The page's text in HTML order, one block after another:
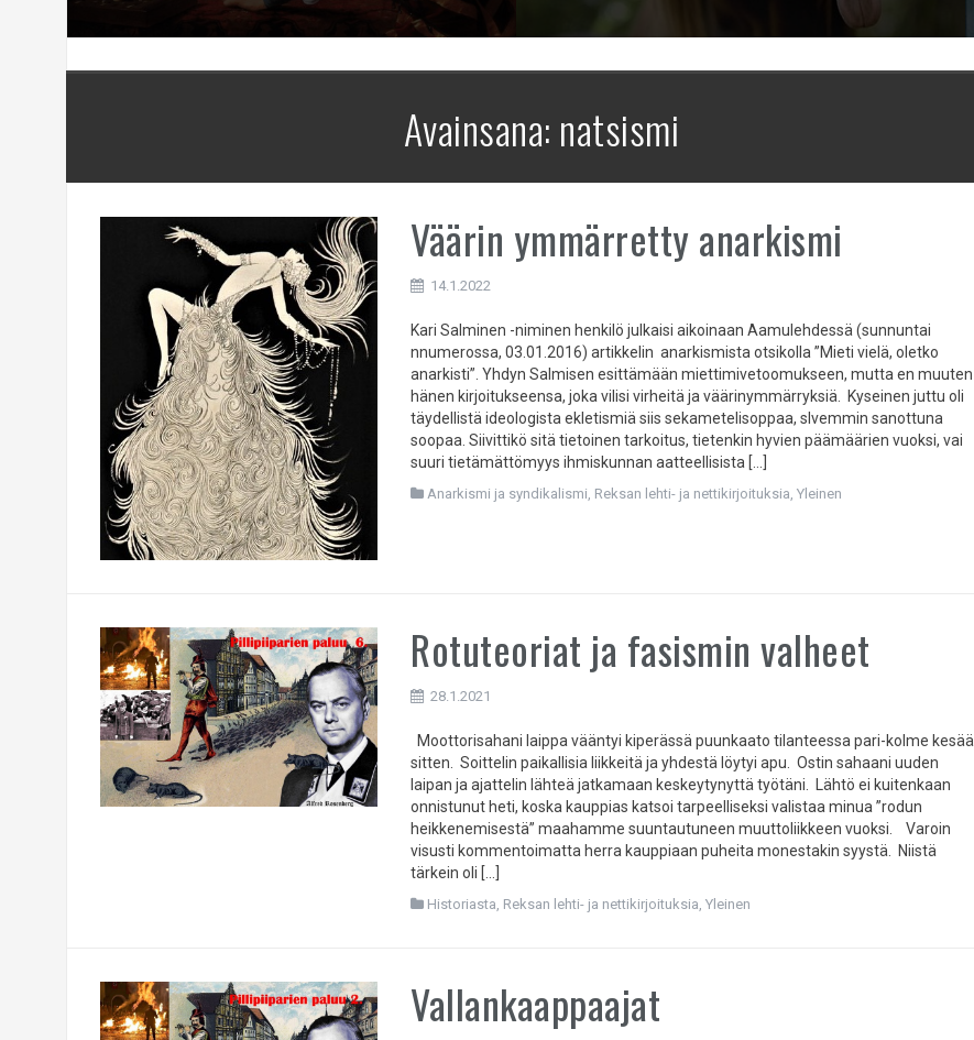
Avainsana: natsismi
Väärin ymmärretty anarkismi
14.1.2022
Kari Salminen -niminen henkilö julkaisi aikoinaan Aamulehdessä (sunnuntai
nnumerossa, 03.01.2016) artikkelin anarkismista otsikolla ”Mieti vielä, oletko
anarkisti”. Yhdyn Salmisen esittämään miettimivetoomukseen, mutta en muuten
hänen kirjoitukseensa, joka vilisi virheitä ja väärinymmärryksiä. Kyseinen juttu oli
täydellistä ideologista ekletismiä siis sekametelisoppaa, slvemmin sanottuna
soopaa. Siivittikö sitä tietoinen tarkoitus, tietenkin hyvien päämäärien vuoksi, vai
suuri tietämättömyys ihmiskunnan aatteellisista […]
Anarkismi ja syndikalismi, Reksan lehti- ja nettikirjoituksia,Yleinen
Rotuteoriat ja fasismin valheet
28.1.2021
Moottorisahani laippa vääntyi kiperässä puunkaato tilanteessa pari-kolme kesää
sitten. Soittelin paikallisia liikkeitä ja yhdestä löytyi apu. Ostin sahaani uuden
laipan ja ajattelin lähteä jatkamaan keskeytynyttä työtäni. Lähtö ei kuitenkaan
onnistunut heti, koska kauppias katsoi tarpeelliseksi valistaa minua ”rodun
heikkenemisestä” maahamme suuntautuneen muuttoliikkeen vuoksi. Varoin
visusti kommentoimatta herra kauppiaan puheita monestakin syystä. Niistä
tärkein oli […]
Historiasta Reksan lehti- ja nettikirjoituksia ,Yleinen
Vallankaappaajat